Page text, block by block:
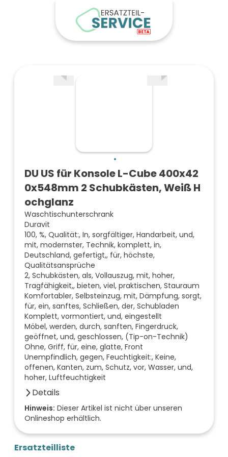
DU US für Konsole L-Cube 400x42
0x548mm 2 Schubkästen, Weiß H
ochglanz
Waschtischunterschrank
Duravit
100, %, Qualität:, In, sorgfältiger, Handarbeit, und,
mit, modernster, Technik, komplett, in,
Deutschland, gefertigt,, für, höchste,
Qualitätsansprüche
2, Schubkästen, als, Vollauszug, mit, hoher,
Tragfähigkeit,, bieten, viel, praktischen, Stauraum
Komfortabler, Selbsteinzug, mit, Dämpfung, sorgt,
für, ein, sanftes, Schließen, der, Schubladen
Komplett, vormontiert, und, eingestellt
Möbel, werden, durch, sanften, Fingerdruck,
geöffnet, und, geschlossen, (Tip-on-Technik)
Ohne, Griff, für, eine, glatte, Front
Unempfindlich, gegen, Feuchtigkeit:, Keine,
offenen, Kanten, zum, Schutz, vor, Wasser, und,
hoher, Luftfeuchtigkeit
Details
Farbe der Front
420
Höhe (mm)
Hinweis: Dieser Artikel ist nicht über unseren
Onlineshop erhältlich.
Ersatzteilliste